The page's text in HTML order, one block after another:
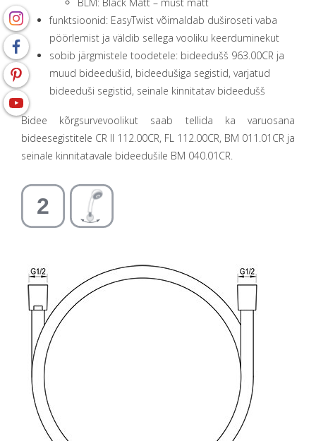
funktsioonid: EasyTwist võimaldab duširoseti vaba
pöörlemist ja väldib sellega vooliku keerduminekut
sobib järgmistele toodetele: bideedušš 963.00CR ja
muud bideedušid, bideedušiga segistid, varjatud
bideeduši segistid, seinale kinnitatav bideedušš
Bidee kõrgsurvevoolikut saab tellida ka varuosana
bideesegistitele CR II 112.00CR, FL 112.00CR, BM 011.01CR ja
seinale kinnitatavale bideedušile BM 040.01CR.